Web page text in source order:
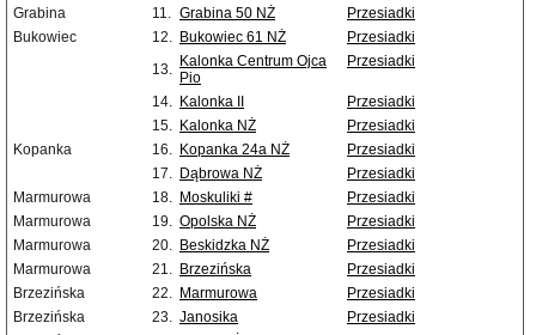
Grabina
11. Grabina 50 NŻ
Przesiadki
Bukowiec
12. Bukowiec 61 NŻ
Przesiadki
13. Kalonka Centrum Ojca
Pio
Przesiadki
14. Kalonka II
Przesiadki
15. Kalonka NŻ
Przesiadki
Kopanka
16. Kopanka 24a NŻ
Przesiadki
17. Dąbrowa NŻ
Przesiadki
Marmurowa
18. Moskuliki #
Przesiadki
Marmurowa
19. Opolska NŻ
Przesiadki
Marmurowa
20. Beskidzka NŻ
Przesiadki
Marmurowa
21. Brzezińska
Przesiadki
Brzezińska
22. Marmurowa
Przesiadki
Brzezińska
23. Janosika
Przesiadki